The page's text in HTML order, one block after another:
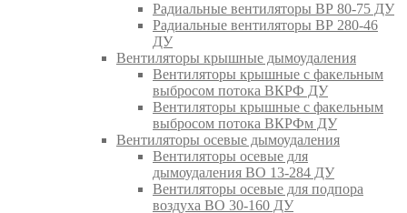
Радиальные вентиляторы ВР 80-75 ДУ
Радиальные вентиляторы ВР 280-46
ДУ
Вентиляторы крышные дымоудаления
Вентиляторы крышные с факельным
выбросом потока ВКРФ ДУ
Вентиляторы крышные с факельным
выбросом потока ВКРФм ДУ
Вентиляторы осевые дымоудаления
Вентиляторы осевые для
дымоудаления ВО 13-284 ДУ
Вентиляторы осевые для подпора
воздуха ВО 30-160 ДУ